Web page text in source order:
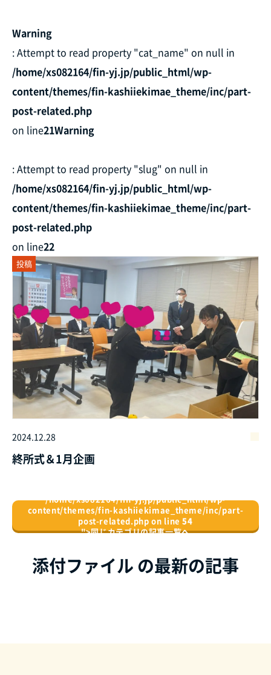
Warning
: Attempt to read property "cat_name" on null in
/home/xs082164/fin-yj.jp/public_html/wp-
content/themes/fin-kashiiekimae_theme/inc/part-
post-related.php
on line21Warning
: Attempt to read property "slug" on null in
/home/xs082164/fin-yj.jp/public_html/wp-
content/themes/fin-kashiiekimae_theme/inc/part-
post-related.php
on line22
投稿
2024.12.28
終所式＆1月企画
/home/xs082164/fin-yj.jp/public_html/wp-
content/themes/fin-kashiiekimae_theme/inc/part-
post-related.php on line54
">同じカテゴリの記事⼀覧へ
添付ファイル の最新の記事